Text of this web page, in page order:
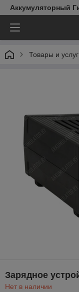
Аккумуляторный
Товары и
Зарядное
Нет в наличии